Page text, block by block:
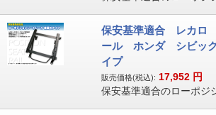
保安基準適合 レカロ
ール ホンダ シビッ
イプ
販売価格(税込): 17,952 円
保安基準適合のローポジ